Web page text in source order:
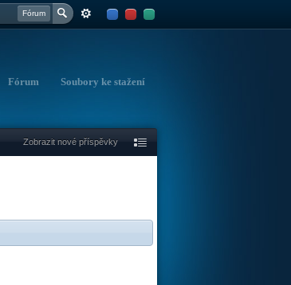
Fórum
Fórum Soubory ke stažení
Zobrazit nové příspěvky